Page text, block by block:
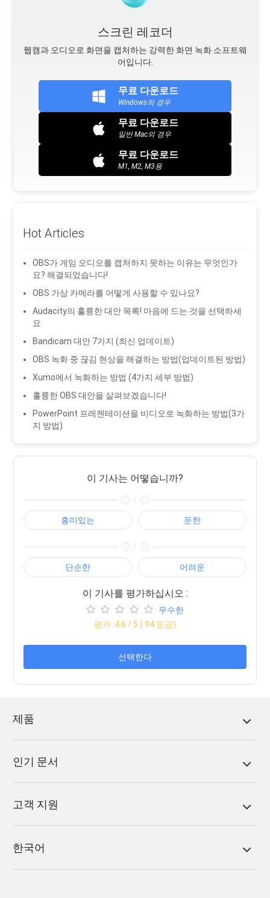
스크린 레코더
웹캠과 오디오로 화면을 캡처하는 강력한 화면 녹화 소프트웨
어입니다.
무료 다운로드
Windows의 경우
무료 다운로드
일반 Mac의 경우
무료 다운로드
M1, M2, M3용
Hot Articles
OBS가 게임 오디오를 캡처하지 못하는 이유는 무엇인가
요? 해결되었습니다!
OBS 가상 카메라를 어떻게 사용할 수 있나요?
Audacity의 훌륭한 대안 목록! 마음에 드는 것을 선택하세
요
Bandicam 대안 7가지 (최신 업데이트)
OBS 녹화 중 끊김 현상을 해결하는 방법(업데이트된 방법)
Xumo에서 녹화하는 방법 (4가지 세부 방법)
훌륭한 OBS 대안을 살펴보겠습니다!
PowerPoint 프레젠테이션을 비디오로 녹화하는 방법(3가
지 방법)
이 기사는 어떻습니까?
/
흥미있는 둔한
/
단순한 어려운
이 기사를 평가하십시오 :
우수한
평가: 4.6 / 5 ( 94 등급)
선택한다
제품
인기 문서
고객 지원
한국어